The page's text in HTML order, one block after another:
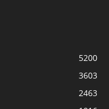
5200
3603
2463